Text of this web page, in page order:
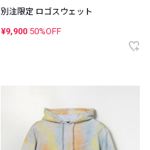
別注限定 ロゴスウェット
¥9,900 50%OFF